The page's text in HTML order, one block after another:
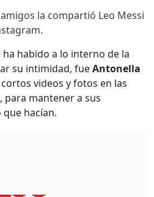
la compartió Leo Messi
ha habido a lo interno de la
su intimidad, fueAntonella
videos y fotos en las
para mantener a sus
hacían.